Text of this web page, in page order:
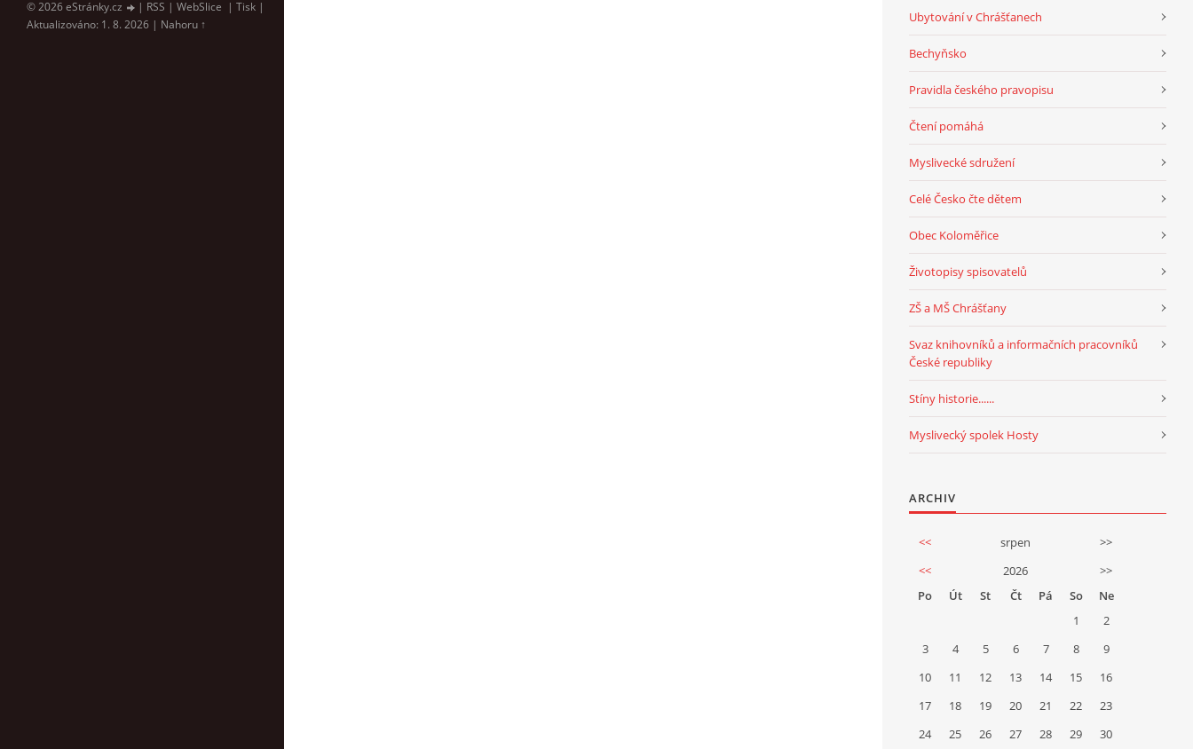
© 2026 eStránky.cz | RSS | WebSlice | Tisk |
Aktualizováno: 1. 8. 2026 | Nahoru ↑ Ubytování v Chrášťanech
Bechyňsko
Pravidla českého pravopisu
Čtení pomáhá
Myslivecké sdružení
Celé Česko čte dětem
Obec Koloměřice
Životopisy spisovatelů
ZŠ a MŠ Chrášťany
Svaz knihovníků a informačních pracovníků
České republiky
Stíny historie......
Myslivecký spolek Hosty
ARCHIV
<< srpen
>>
<<
2026
>>
Po
Út St Čt Pá So
Ne
1
2
3
4 5 6 7 8
9
10
11 12 13 14 15
16
17
18 19 20 21 22
23
24
25 26 27 28 29 30